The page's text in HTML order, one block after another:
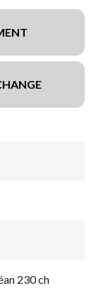
230 ch